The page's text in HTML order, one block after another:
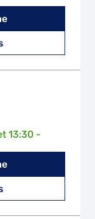
13:30 -